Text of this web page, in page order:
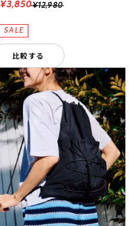
¥12,980
¥3,850
比較する